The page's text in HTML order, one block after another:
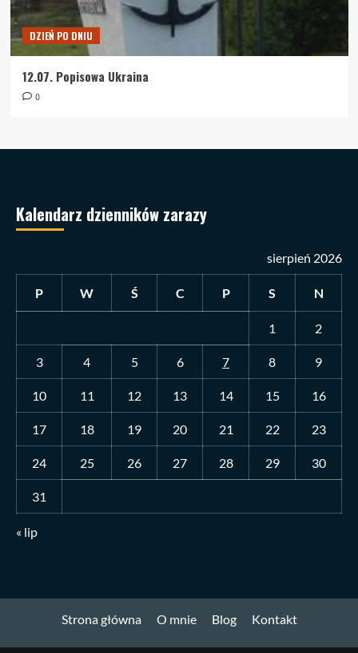
DZIEŃ PO DNIU
12.07. Popisowa Ukraina
0
Kalendarz dzienników zarazy
sierpień 2026
P W Ś C P S N
1 2
3 4 5 6 7 8 9
10 11 12 13 14 15 16
17 18 19 20 21 22 23
24 25 26 27 28 29 30
31
« lip
Strona główna O mnie Blog Kontakt